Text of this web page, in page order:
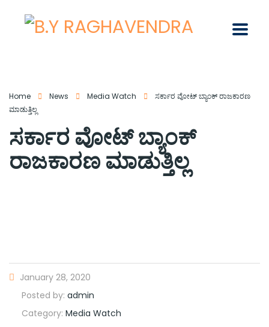
Home News Media Watch
ಸರ್ಕಾರ ವೋಟ್ ಬ್ಯಾಂಕ್ ರಾಜಕಾರಣ
ಮಾಡುತ್ತಿಲ್ಲ
ಸರ್ಕಾರ ವೋಟ್ ಬ್ಯಾಂಕ್
ರಾಜಕಾರಣ ಮಾಡುತ್ತಿಲ್ಲ
January 28, 2020
Posted by: admin
Category: Media Watch